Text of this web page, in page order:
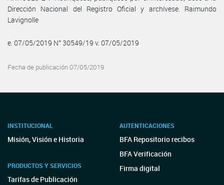
Dirección Nacional del Registro Oficial y archívese. Raimundo
Lavignolle
e. 07/05/2019 N° 30549/19 v. 07/05/2019
Fecha de publicación 07/05/2019
INSTITUCIONAL
Misión, Visión e Historia
PRODUCTOS Y SERVICIOS
Tarifas de Publicación
AUTENTICACIONES
BFA Repositorio recibos
BFA Verificación
Firma digital